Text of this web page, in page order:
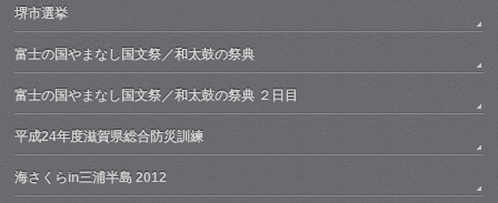
堺市選挙
富士の国やまなし国文祭／和太鼓の祭典
富士の国やまなし国文祭／和太鼓の祭典 ２日目
平成24年度滋賀県総合防災訓練
海さくらin三浦半島 2012